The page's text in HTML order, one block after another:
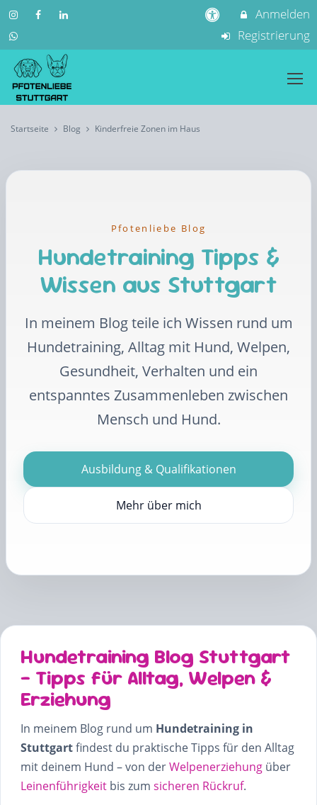
Anmelden
Registrierung
Startseite Blog Kinderfreie Zonen im Haus
Pfotenliebe Blog
Hundetraining Tipps &
Wissen aus Stuttgart
In meinem Blog teile ich Wissen rund um
Hundetraining, Alltag mit Hund, Welpen,
Gesundheit, Verhalten und ein
entspanntes Zusammenleben zwischen
Mensch und Hund.
Ausbildung & Qualifikationen
Mehr über mich
Hundetraining Blog Stuttgart
– Tipps für Alltag, Welpen &
Erziehung
In meinem Blog rund um Hundetraining in
Stuttgartfindest du praktische Tipps für den Alltag
mit deinem Hund – von derWelpenerziehung über
Leinenführigkeit bis zum sicheren Rückruf.